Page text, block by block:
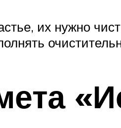
их нужно